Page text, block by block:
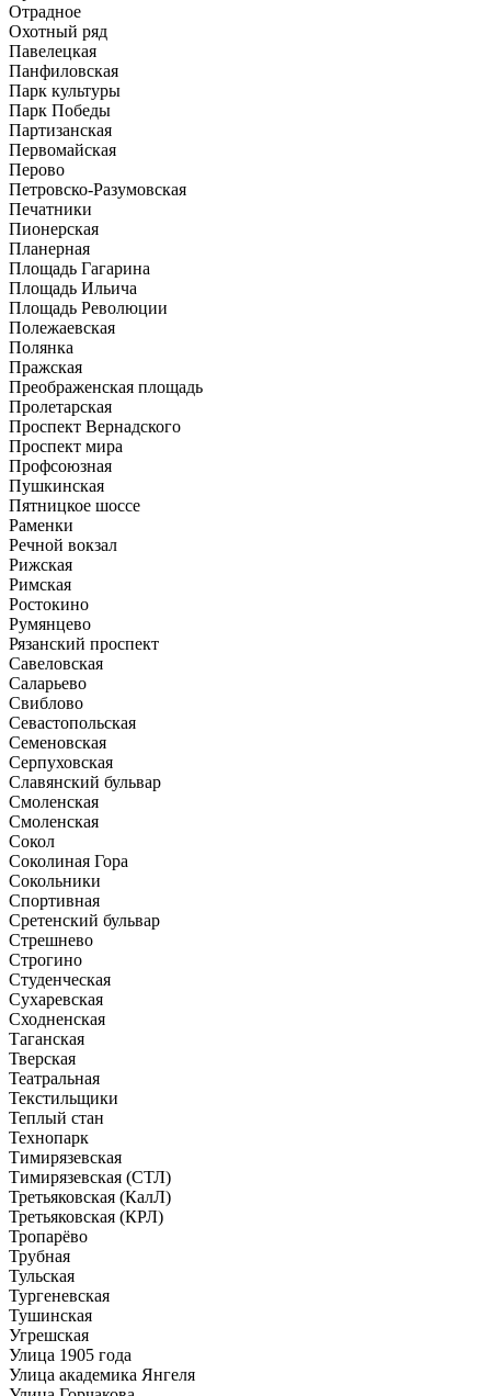
Отрадное
Охотный ряд
Павелецкая
Панфиловская
Парк культуры
Парк Победы
Партизанская
Первомайская
Перово
Петровско-Разумовская
Печатники
Пионерская
Планерная
Площадь Гагарина
Площадь Ильича
Площадь Революции
Полежаевская
Полянка
Пражская
Преображенская площадь
Пролетарская
Проспект Вернадского
Проспект мира
Профсоюзная
Пушкинская
Пятницкое шоссе
Раменки
Речной вокзал
Рижская
Римская
Ростокино
Румянцево
Рязанский проспект
Савеловская
Саларьево
Свиблово
Севастопольская
Семеновская
Серпуховская
Славянский бульвар
Смоленская
Смоленская
Сокол
Соколиная Гора
Сокольники
Спортивная
Сретенский бульвар
Стрешнево
Строгино
Студенческая
Сухаревская
Сходненская
Таганская
Тверская
Театральная
Текстильщики
Теплый стан
Технопарк
Тимирязевская
Тимирязевская (СТЛ)
Третьяковская (КалЛ)
Третьяковская (КРЛ)
Тропарёво
Трубная
Тульская
Тургеневская
Тушинская
Угрешская
Улица 1905 года
Улица академика Янгеля